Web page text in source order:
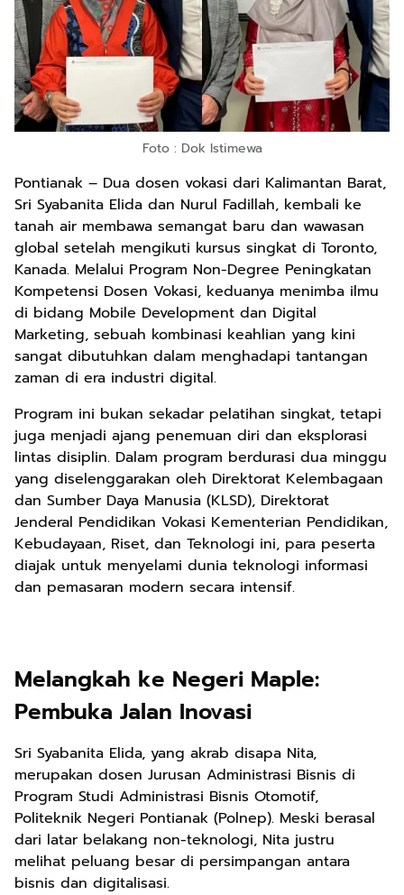
Foto : Dok Istimewa
Pontianak – Dua dosen vokasi dari Kalimantan Barat,
Sri Syabanita Elida dan Nurul Fadillah, kembali ke
tanah air membawa semangat baru dan wawasan
global setelah mengikuti kursus singkat di Toronto,
Kanada. Melalui Program Non-Degree Peningkatan
Kompetensi Dosen Vokasi, keduanya menimba ilmu
di bidang Mobile Development dan Digital
Marketing, sebuah kombinasi keahlian yang kini
sangat dibutuhkan dalam menghadapi tantangan
zaman di era industri digital.
Program ini bukan sekadar pelatihan singkat, tetapi
juga menjadi ajang penemuan diri dan eksplorasi
lintas disiplin. Dalam program berdurasi dua minggu
yang diselenggarakan oleh Direktorat Kelembagaan
dan Sumber Daya Manusia (KLSD), Direktorat
Jenderal Pendidikan Vokasi Kementerian Pendidikan,
Kebudayaan, Riset, dan Teknologi ini, para peserta
diajak untuk menyelami dunia teknologi informasi
dan pemasaran modern secara intensif.
Melangkah ke Negeri Maple:
Pembuka Jalan Inovasi
Sri Syabanita Elida, yang akrab disapa Nita,
merupakan dosen Jurusan Administrasi Bisnis di
Program Studi Administrasi Bisnis Otomotif,
Politeknik Negeri Pontianak (Polnep). Meski berasal
dari latar belakang non-teknologi, Nita justru
melihat peluang besar di persimpangan antara
bisnis dan digitalisasi.